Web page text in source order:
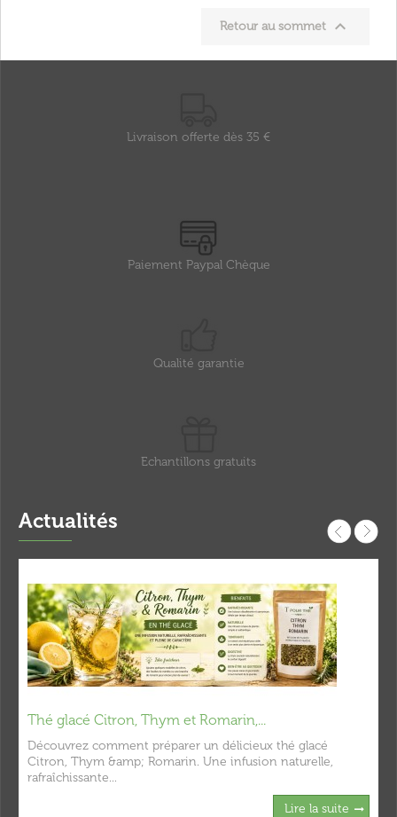
Retour au sommet 
Livraison offerte dès 35 €
Paiement Paypal Chèque
Qualité garantie
Echantillons gratuits
Actualités
Thé glacé Citron, Thym et Romarin,...
Découvrez comment préparer un délicieux thé glacé
Citron, Thym &amp; Romarin. Une infusion naturelle,
rafraîchissante...
Lire la suite